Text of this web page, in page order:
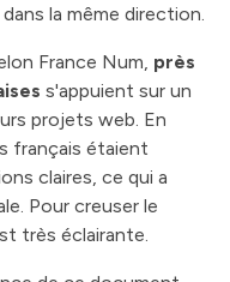
la même direction.
France Num, près
s'appuient sur un
projets web. En
français étaient
claires, ce qui a
Pour creuser le
très éclairante.